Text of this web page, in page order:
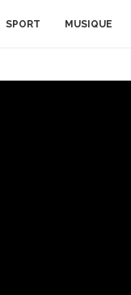
SPORT MUSIQUE